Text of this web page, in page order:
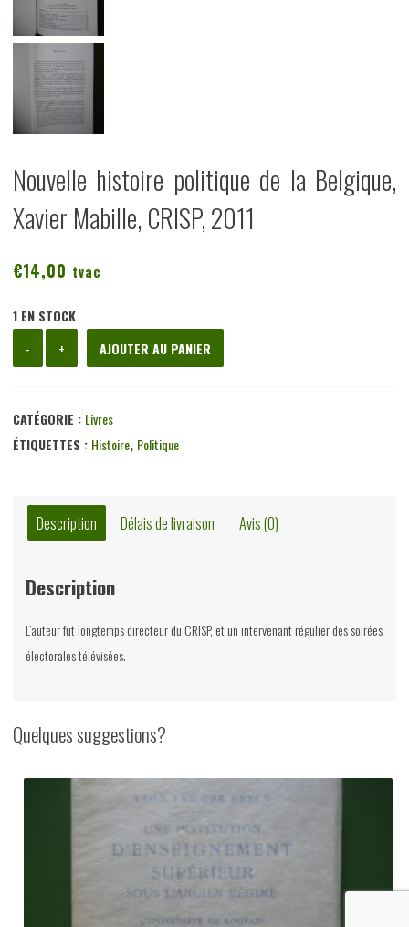
Nouvelle histoire politique de la Belgique,
Xavier Mabille, CRISP, 2011
€14,00 tvac
1 EN STOCK
-
de
histoire
politique
Belgique,
Xavier
CRISP,
2011
+ AJOUTER AU PANIER
CATÉGORIE : Livres
ÉTIQUETTES : Histoire, Politique
Description Délais de livraison Avis (0)
Description
L’auteur fut longtemps directeur du CRISP, et un intervenant régulier des soirées
électorales télévisées.
Quelques suggestions?